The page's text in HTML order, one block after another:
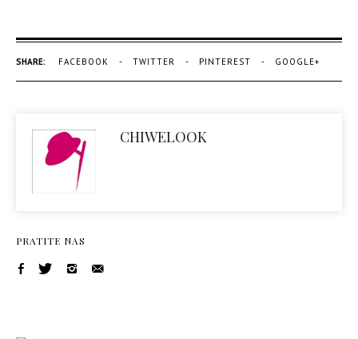
SHARE: FACEBOOK TWITTER PINTEREST GOOGLE+
CHIWELOOK
PRATITE NAS